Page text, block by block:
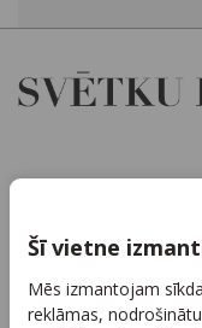
Šī vietne
Mēs izmantojam
reklāmas,
Reklāma
Arhīvs